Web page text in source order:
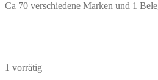
Ca 70 verschiedene Marken und 1
1 vorrätig